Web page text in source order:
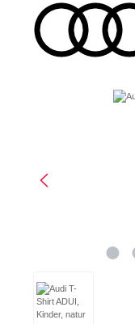
Bildergalerie überspringen